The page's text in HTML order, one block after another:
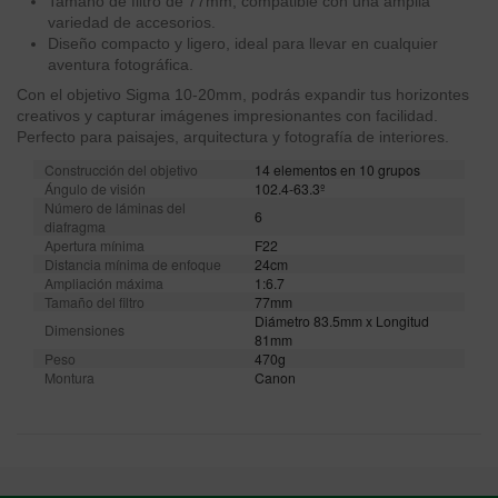
variedad de accesorios.
Diseño compacto y ligero, ideal para llevar en cualquier
aventura fotográfica.
Con el objetivo Sigma 10-20mm, podrás expandir tus horizontes
creativos y capturar imágenes impresionantes con facilidad.
Perfecto para paisajes, arquitectura y fotografía de interiores.
Construcción del objetivo
14 elementos en 10 grupos
Ángulo de visión
102.4-63.3º
Número de láminas del
diafragma
6
Apertura mínima
F22
Distancia mínima de enfoque
24cm
Ampliación máxima
1:6.7
Tamaño del filtro
77mm
Dimensiones
Diámetro 83.5mm x Longitud
81mm
Peso
470g
Montura
Canon